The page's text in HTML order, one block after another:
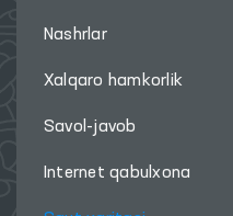
Nashrlar
Xalqaro hamkorlik
Savol-javob
Internet qabulxona